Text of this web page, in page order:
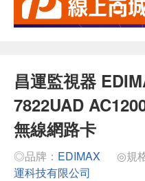
昌運監視器
7822UAD
無線網路卡
◎品牌： EDIMAX ◎規
運科技有限公司